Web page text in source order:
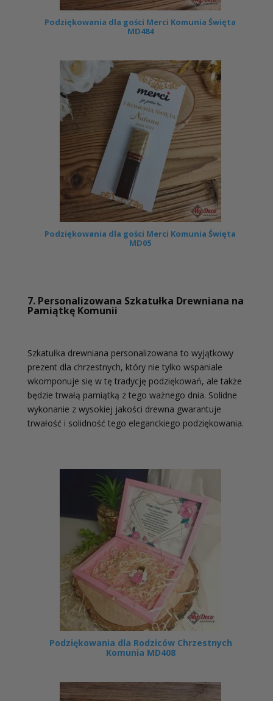
Podziękowania dla gości Merci Komunia Święta
MD484
Podziękowania dla gości Merci Komunia Święta
MD05
7. Personalizowana Szkatułka Drewniana na
Pamiątkę Komunii
Szkatułka drewniana personalizowana to wyjątkowy
prezent dla chrzestnych, który nie tylko wspaniale
wkomponuje się w tę tradycję podziękowań, ale także
będzie trwałą pamiątką z tego ważnego dnia. Solidne
wykonanie z wysokiej jakości drewna gwarantuje
trwałość i solidność tego eleganckiego podziękowania.
Podziękowania dla Rodziców Chrzestnych
Komunia MD408